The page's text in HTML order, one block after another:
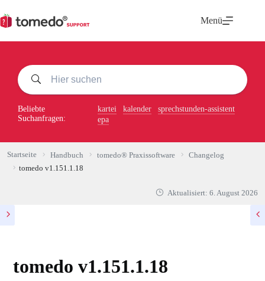
Inhalt
springen
Menü
Beliebte
Suchanfragen:
kartei kalender
sprechstunden-assistent
epa
Startseite Handbuch tomedo® Praxissoftware
Changelog
tomedo v1.151.1.18
Aktualisiert: 6. August 2026
tomedo v1.151.1.18